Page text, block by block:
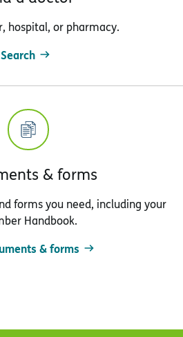
hospital, or pharmacy.
Search
& forms
forms you need, including your
Handbook.
& forms